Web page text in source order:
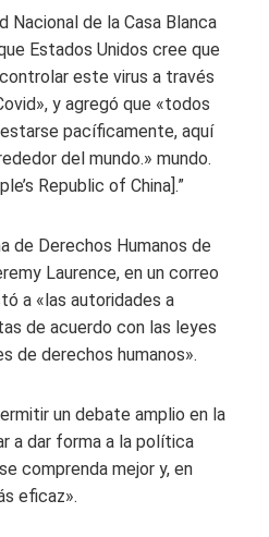
Nacional de la Casa Blanca
Estados Unidos cree que
este virus a través
y agregó que «todos
pacíficamente, aquí
del mundo.» mundo.
Republic of China].”
de Derechos Humanos de
Laurence, en un correo
a «las autoridades a
de acuerdo con las leyes
de derechos humanos».
un debate amplio en la
a dar forma a la política
comprenda mejor y, en
eficaz».